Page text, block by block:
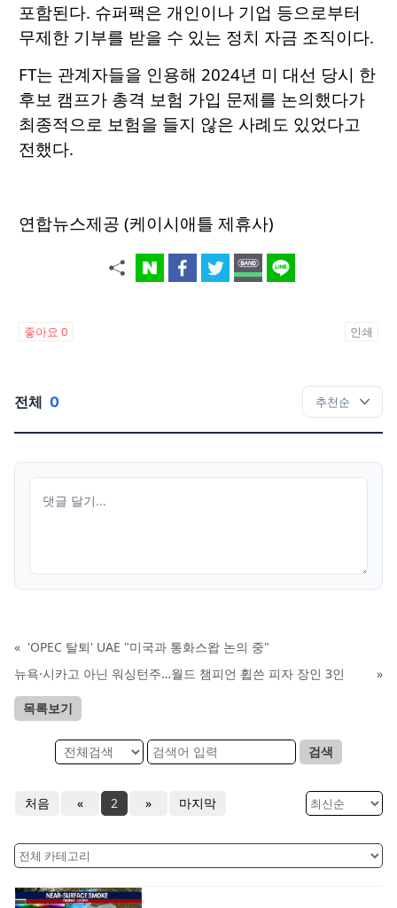
포함된다. 슈퍼팩은 개인이나 기업 등으로부터
무제한 기부를 받을 수 있는 정치 자금 조직이다.
FT는 관계자들을 인용해 2024년 미 대선 당시 한
후보 캠프가 총격 보험 가입 문제를 논의했다가
최종적으로 보험을 들지 않은 사례도 있었다고
전했다.
연합뉴스제공 (케이시애틀 제휴사)
좋아요 0 인쇄
전체 0
« 'OPEC 탈퇴' UAE "미국과 통화스왑 논의 중"
뉴욕·시카고 아닌 워싱턴주…월드 챔피언 휩쓴 피자 장인 3인
»
목록보기
검색
처음 « 2 » 마지막